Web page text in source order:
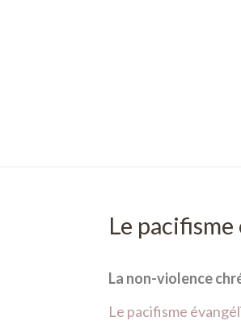
Le
La non-violence
Le pacifisme